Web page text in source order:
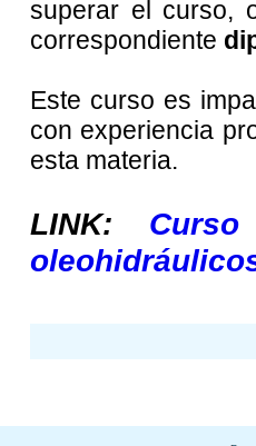
superar el curso,
correspondiente
Este curso es
con experiencia
esta materia.
LINK: